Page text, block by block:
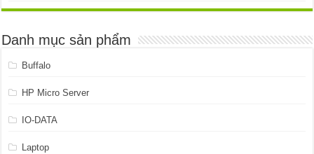
4.899.999 ₫.
là:
Danh mục sản phẩm
Buffalo
HP Micro Server
IO-DATA
Laptop